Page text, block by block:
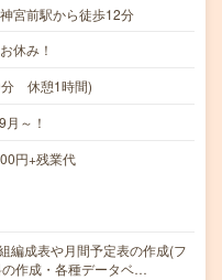
宮前駅から徒歩12分
休み！
分 休憩1時間)
～！
円+残業代
編成表や月間予定表の作成(フ
作成・各種データベ…